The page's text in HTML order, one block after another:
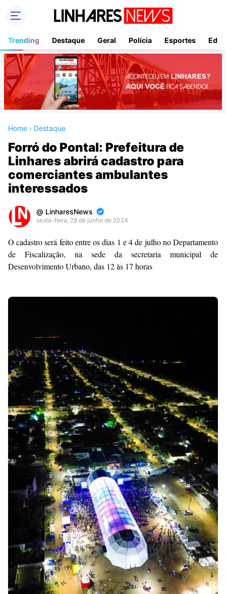
Trending Destaque Geral Polícia Esportes
Home › Destaque
Forró do Pontal: Prefeitura de
Linhares abrirá cadastro para
comerciantes ambulantes
interessados
LinharesNews
sexta-feira, 28 de junho de 2024
Premium
By
Raushan
Design
Templates
O cadastro será feito entre os dias 1 e 4 de julho no Departamento
de Fiscalização, na sede da secretaria municipal de
Desenvolvimento Urbano, das 12 às 17 horas